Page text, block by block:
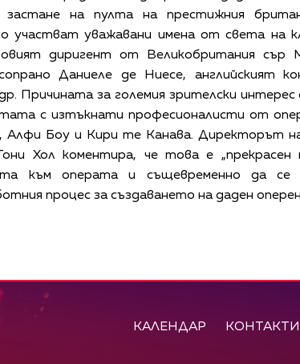
на пулта на престижния
уважавани имена от света на
диригент от Великобритания сър
Даниеле де Ниесе, английският
Причината за големия зрителски интерес
с изтъкнати професионалисти от
Алфи Боу и Кири те Канава. Директорът
Хол коментира, че това е „прекрасен
към операта и същевременно да се
процес за създаването на даден оперен
КАЛЕНДАР КОНТАКТИ